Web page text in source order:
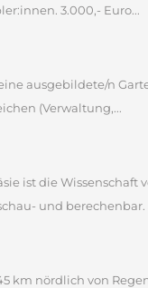
3.000,- Euro...
ausgebildete/n
(Verwaltung,...
ist die
und berechenbar.
nördlich von